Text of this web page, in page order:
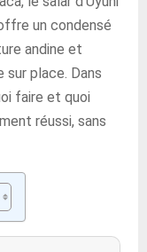
un condensé
andine et
sur place. Dans
faire et quoi
réussi, sans